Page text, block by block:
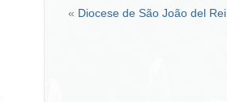
« Diocese de São João del Rei